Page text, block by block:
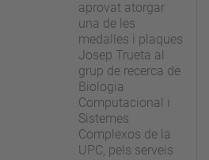
aprovat atorgar
una de les
medalles i plaques
Josep Trueta al
grup de recerca de
Biologia
Computacional i
Sistemes
Complexos de la
UPC, pels serveis